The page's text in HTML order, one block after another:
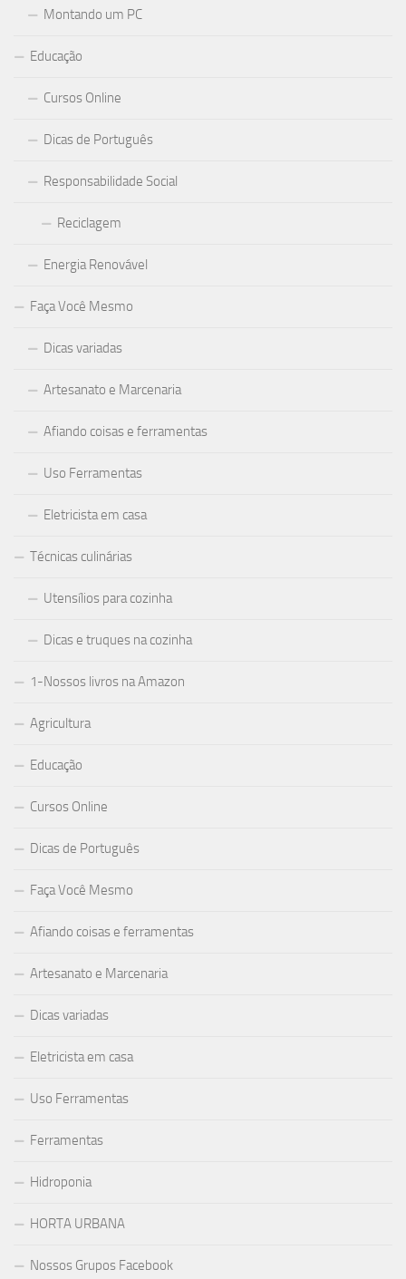
Montando um PC
Educação
Cursos Online
Dicas de Português
Responsabilidade Social
Reciclagem
Energia Renovável
Faça Você Mesmo
Dicas variadas
Artesanato e Marcenaria
Afiando coisas e ferramentas
Uso Ferramentas
Eletricista em casa
Técnicas culinárias
Utensílios para cozinha
Dicas e truques na cozinha
1-Nossos livros na Amazon
Agricultura
Educação
Cursos Online
Dicas de Português
Faça Você Mesmo
Afiando coisas e ferramentas
Artesanato e Marcenaria
Dicas variadas
Eletricista em casa
Uso Ferramentas
Ferramentas
Hidroponia
HORTA URBANA
Nossos Grupos Facebook